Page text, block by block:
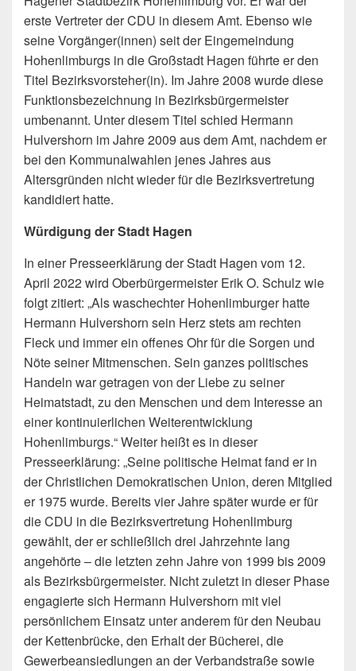
erste Vertreter der CDU in diesem Amt. Ebenso wie
seine Vorgänger(innen) seit der Eingemeindung
Hohenlimburgs in die Großstadt Hagen führte er den
Titel Bezirksvorsteher(in). Im Jahre 2008 wurde diese
Funktionsbezeichnung in Bezirksbürgermeister
umbenannt. Unter diesem Titel schied Hermann
Hulvershorn im Jahre 2009 aus dem Amt, nachdem er
bei den Kommunalwahlen jenes Jahres aus
Altersgründen nicht wieder für die Bezirksvertretung
kandidiert hatte.
Würdigung der Stadt Hagen
In einer Presseerklärung der Stadt Hagen vom 12.
April 2022 wird Oberbürgermeister Erik O. Schulz wie
folgt zitiert: „Als waschechter Hohenlimburger hatte
Hermann Hulvershorn sein Herz stets am rechten
Fleck und immer ein offenes Ohr für die Sorgen und
Nöte seiner Mitmenschen. Sein ganzes politisches
Handeln war getragen von der Liebe zu seiner
Heimatstadt, zu den Menschen und dem Interesse an
einer kontinuierlichen Weiterentwicklung
Hohenlimburgs.“ Weiter heißt es in dieser
Presseerklärung: „Seine politische Heimat fand er in
der Christlichen Demokratischen Union, deren Mitglied
er 1975 wurde. Bereits vier Jahre später wurde er für
die CDU in die Bezirksvertretung Hohenlimburg
gewählt, der er schließlich drei Jahrzehnte lang
angehörte – die letzten zehn Jahre von 1999 bis 2009
als Bezirksbürgermeister. Nicht zuletzt in dieser Phase
engagierte sich Hermann Hulvershorn mit viel
persönlichem Einsatz unter anderem für den Neubau
der Kettenbrücke, den Erhalt der Bücherei, die
Gewerbeansiedlungen an der Verbandstraße sowie